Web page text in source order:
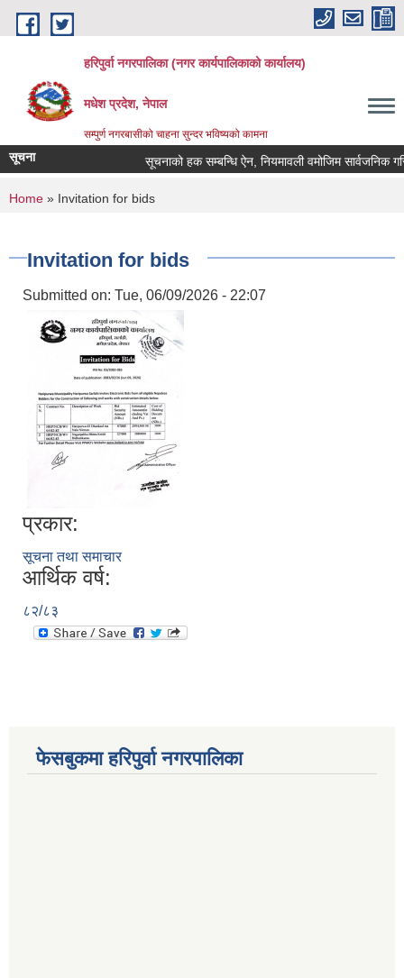
Skip to main content
हरिपुर्वा नगरपालिका (नगर कार्यपालिकाको कार्यालय)
मधेश प्रदेश, नेपाल
सम्पुर्ण नगरबासीको चाहना सुन्दर भविष्यको कामना
सूचना सूचनाको हक सम्बन्धि ऐन, नियमावली वमोजिम सार्वजनिक
You are here
Home » Invitation for bids
Invitation for bids
Submitted on: Tue, 06/09/2026 - 22:07
प्रकार:
सूचना तथा समाचार
आर्थिक वर्ष:
८२/८३
फेसबुकमा हरिपुर्वा नगरपालिका